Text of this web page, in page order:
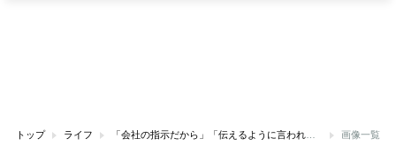
トップ ライフ 「会社の指示だから」「伝えるように言われたから」はダメ！上司が部下のやる気を引き出す「ネガティブフィードバック」でやってはいけないこと 画像一覧